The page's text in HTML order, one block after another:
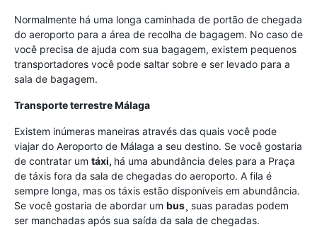
Normalmente há uma longa caminhada de portão de chegada
do aeroporto para a área de recolha de bagagem. No caso de
você precisa de ajuda com sua bagagem, existem pequenos
transportadores você pode saltar sobre e ser levado para a
sala de bagagem.
Transporte terrestre Málaga
Existem inúmeras maneiras através das quais você pode
viajar do Aeroporto de Málaga a seu destino. Se você gostaria
de contratar um táxi, há uma abundância deles para a Praça
de táxis fora da sala de chegadas do aeroporto. A fila é
sempre longa, mas os táxis estão disponíveis em abundância.
Se você gostaria de abordar um bus¸ suas paradas podem
ser manchadas após sua saída da sala de chegadas.